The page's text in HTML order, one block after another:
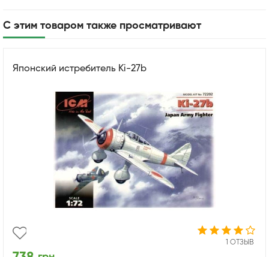
С этим товаром также просматривают
Японский истребитель Ki-27b
1 ОТЗЫВ